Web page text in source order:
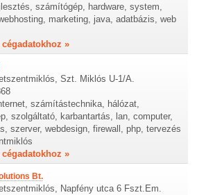
számítógép, hardware, system,
marketing, java, adatbázis, web
»
Szt. Miklós U-1/A.
számítástechnika, hálózat,
szolgáltató, karbantartás, lan, computer,
szerver, webdesign, firewall, php, tervezés
»
Bt.
Napfény utca 6 Fszt.Em.